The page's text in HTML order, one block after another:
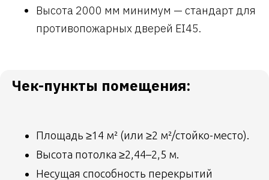
Высота 2000 мм минимум — стандарт для
противопожарных дверей EI45.
Чек-пункты помещения:
Площадь ≥14 м² (или ≥2 м²/стойко-место).
Высота потолка ≥2,44–2,5 м.
Несущая способность перекрытий